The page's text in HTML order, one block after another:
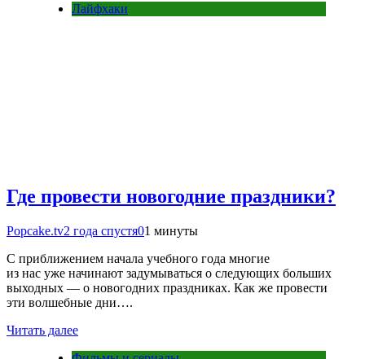
Лайфхаки
Где провести новогодние праздники?
Popcake.tv2 года спустя01 минуты
С приближением начала учебного года многие
из нас уже начинают задумываться о следующих больших
выходных — о новогодних праздниках. Как же провести
эти волшебные дни….
Читать далее